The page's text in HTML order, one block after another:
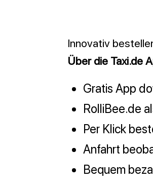
Innovativ
Über die Taxi.de
Gratis App
RolliBee.de
Per Klick
Anfahrt
Bequem